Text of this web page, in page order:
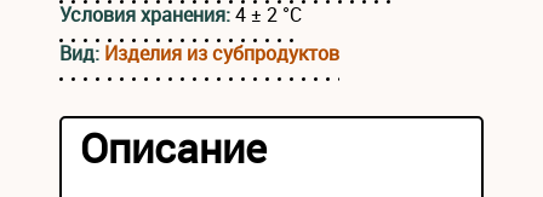
Условия хранения:4 ± 2 °С
Вид: Изделия из субпродуктов
Описание